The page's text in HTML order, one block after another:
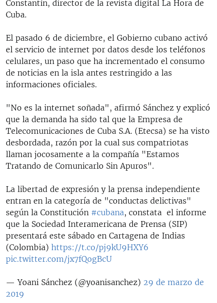
Constantín, director de la revista digital La Hora de
Cuba.
El pasado 6 de diciembre, el Gobierno cubano activó
el servicio de internet por datos desde los teléfonos
celulares, un paso que ha incrementado el consumo
de noticias en la isla antes restringido a las
informaciones oficiales.
"No es la internet soñada", afirmó Sánchez y explicó
que la demanda ha sido tal que la Empresa de
Telecomunicaciones de Cuba S.A. (Etecsa) se ha visto
desbordada, razón por la cual sus compatriotas
llaman jocosamente a la compañía "Estamos
Tratando de Comunicarlo Sin Apuros".
La libertad de expresión y la prensa independiente
entran en la categoría de "conductas delictivas"
según la Constitución #cubana, constata el informe
que la Sociedad Interamericana de Prensa (SIP)
presentará este sábado en Cartagena de Indias
(Colombia) https://t.co/pj9kU9HXY6
pic.twitter.com/jx7fQogBcU
— Yoani Sánchez (@yoanisanchez) 29 de marzo de
2019